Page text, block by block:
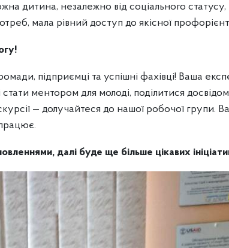
дитина, незалежно від соціального статусу,
мала рівний доступ до якісної
підприємці та успішні фахівці! Ваша
стати ментором для молоді, поділитися
— долучайтеся до нашої робочої групи.
далі буде ще більше цікавих